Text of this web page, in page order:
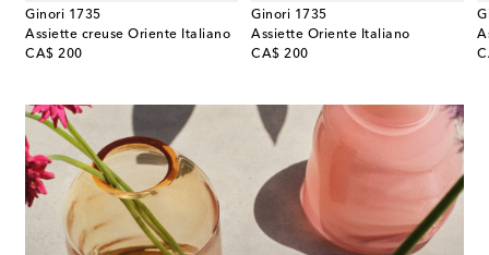
Ginori 1735
Assiette creuse Oriente Italiano
CA$ 200
original price
Ginori 1735
Assiette Oriente Italiano
CA$ 200
original price